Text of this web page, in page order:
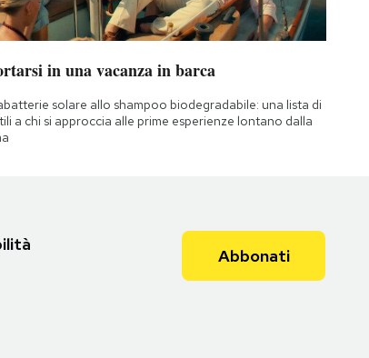
in una vacanza in barca
solare allo shampoo biodegradabile: una lista di
a chi si approccia alle prime esperienze lontano dalla
Abbonati